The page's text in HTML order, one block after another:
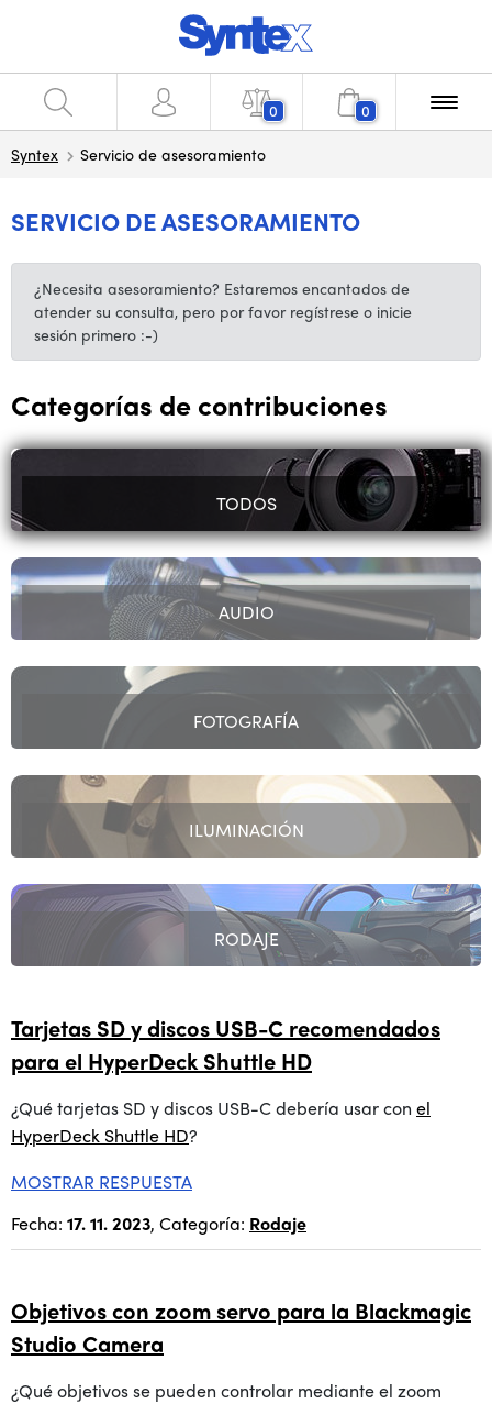
0 0
Syntex Servicio de asesoramiento
SERVICIO DE ASESORAMIENTO
¿Necesita asesoramiento? Estaremos encantados de
atender su consulta, pero por favor regístrese o inicie
sesión primero :-)
Categorías de contribuciones
TODOS
AUDIO
FOTOGRAFÍA
ILUMINACIÓN
RODAJE
Tarjetas SD y discos USB-C recomendados
para el HyperDeck Shuttle HD
¿Qué tarjetas SD y discos USB-C debería usar con el
HyperDeck Shuttle HD?
MOSTRAR RESPUESTA
Fecha: 17. 11. 2023, Categoría: Rodaje
Objetivos con zoom servo para la Blackmagic
Studio Camera
¿Qué objetivos se pueden controlar mediante el zoom